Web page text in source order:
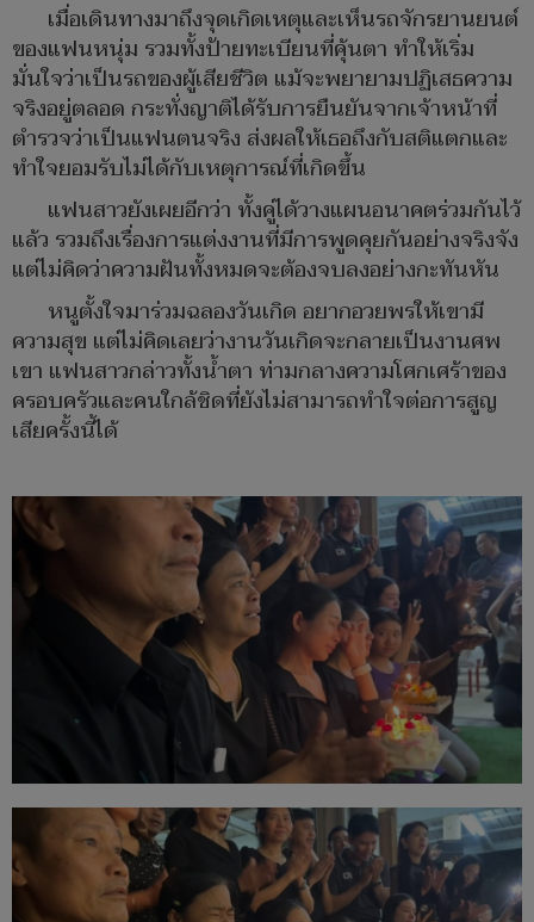
เมื่อเดินทางมาถึงจุดเกิดเหตุและเห็นรถจักรยานยนต์
ของแฟนหนุ่ม รวมทั้งป้ายทะเบียนที่คุ้นตา ทำให้เริ่ม
มั่นใจว่าเป็นรถของผู้เสียชีวิต แม้จะพยายามปฏิเสธความ
จริงอยู่ตลอด กระทั่งญาติได้รับการยืนยันจากเจ้าหน้าที่
ตำรวจว่าเป็นแฟนตนจริง ส่งผลให้เธอถึงกับสติแตกและ
ทำใจยอมรับไม่ได้กับเหตุการณ์ที่เกิดขึ้น
แฟนสาวยังเผยอีกว่า ทั้งคู่ได้วางแผนอนาคตร่วมกันไว้
แล้ว รวมถึงเรื่องการแต่งงานที่มีการพูดคุยกันอย่างจริงจัง
แต่ไม่คิดว่าความฝันทั้งหมดจะต้องจบลงอย่างกะทันหัน
หนูตั้งใจมาร่วมฉลองวันเกิด อยากอวยพรให้เขามี
ความสุข แต่ไม่คิดเลยว่างานวันเกิดจะกลายเป็นงานศพ
เขา แฟนสาวกล่าวทั้งน้ำตา ท่ามกลางความโศกเศร้าของ
ครอบครัวและคนใกล้ชิดที่ยังไม่สามารถทำใจต่อการสูญ
เสียครั้งนี้ได้